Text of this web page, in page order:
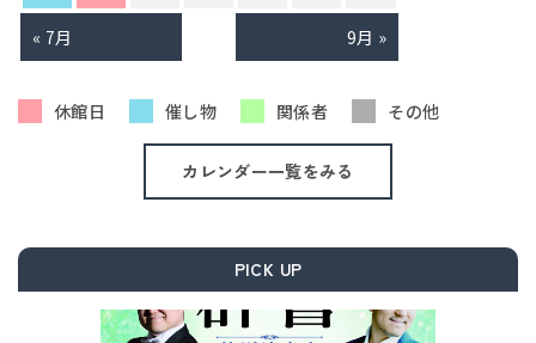
« 7月 9月 »
休館日 催し物 関係者 その他
カレンダー一覧をみる
PICK UP